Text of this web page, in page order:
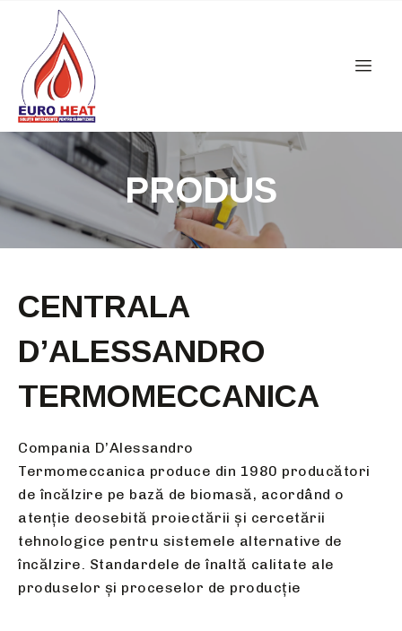
PRODUS
CENTRALA
D’ALESSANDRO
TERMOMECCANICA
Compania D’Alessandro
Termomeccanica produce din 1980 producători
de încălzire pe bază de biomasă, acordând o
atenție deosebită proiectării și cercetării
tehnologice pentru sistemele alternative de
încălzire. Standardele de înaltă calitate ale
produselor și proceselor de producție